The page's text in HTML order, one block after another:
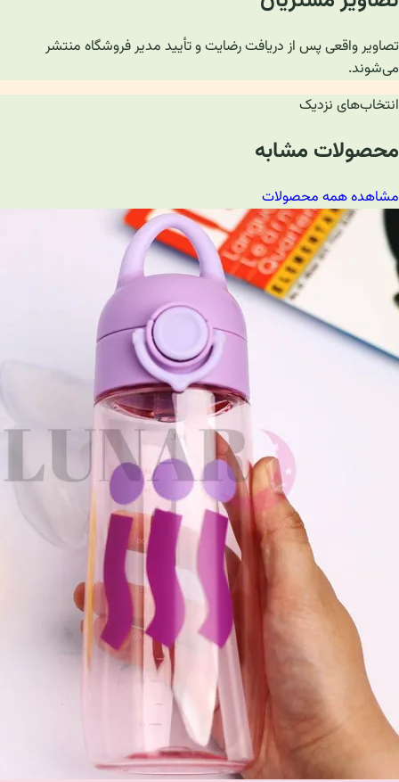
تصاویر واقعی پس از دریافت رضایت و تأیید مدیر فروشگاه منتشر
می‌شوند.
انتخاب‌های نزدیک
محصولات مشابه
مشاهده همه محصولات